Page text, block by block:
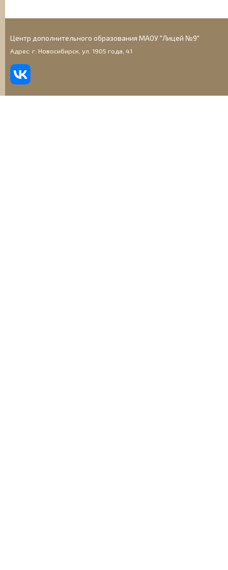
Центр дополнительного образования МАОУ "Лицей №9"
Адрес: г. Новосибирск, ул. 1905 года, 41